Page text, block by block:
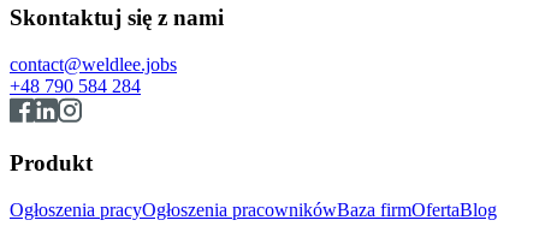
Skontaktuj się z nami
contact@weldlee.jobs
+48 790 584 284
Produkt
Ogłoszenia pracyOgłoszenia pracownikówBaza firmOfertaBlog